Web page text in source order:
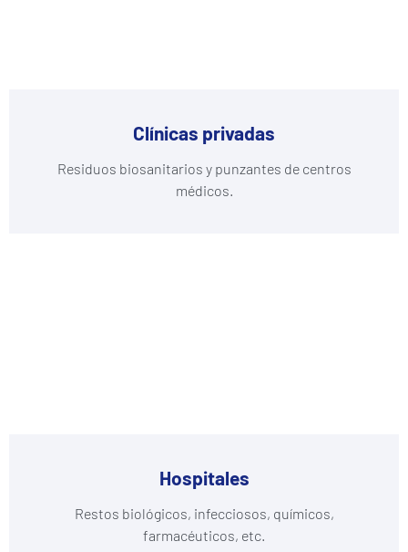
Clínicas privadas
Residuos biosanitarios y punzantes de centros
médicos.
Hospitales
Restos biológicos, infecciosos, químicos,
farmacéuticos, etc.